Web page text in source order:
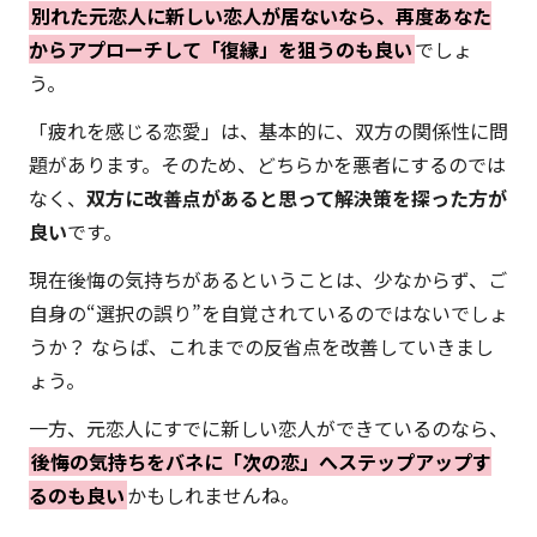
別れた元恋人に新しい恋人が居ないなら、再度あなた
からアプローチして「復縁」を狙うのも良いでしょ
う。
「疲れを感じる恋愛」は、基本的に、双方の関係性に問
題があります。そのため、どちらかを悪者にするのでは
なく、 双方に改善点があると思って解決策を探った方が
良いです。
現在後悔の気持ちがあるということは、少なからず、ご
自身の“選択の誤り”を自覚されているのではないでしょ
うか？ ならば、これまでの反省点を改善していきまし
ょう。
一方、元恋人にすでに新しい恋人ができているのなら、
後悔の気持ちをバネに「次の恋」へステップアップす
るのも良いかもしれませんね。